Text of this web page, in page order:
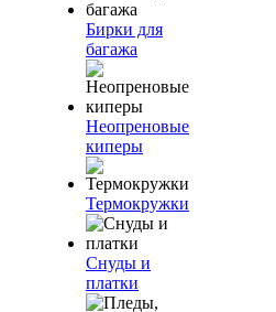
Бирки для
багажа
Неопреновые
киперы
Термокружки
Снуды и
платки